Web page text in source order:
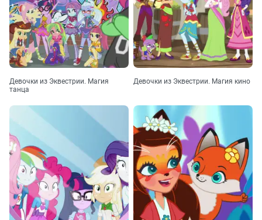
Девочки из Эквестрии. Магия
танца
Девочки из Эквестрии. Магия кино